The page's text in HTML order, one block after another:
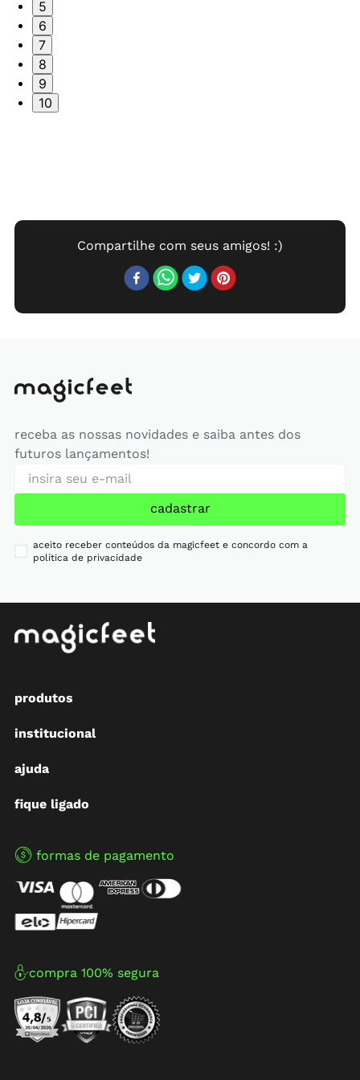
5
6
7
8
9
10
receba as nossas novidades e saiba antes dos
futuros lançamentos!
cadastrar
aceito receber conteúdos da magicfeet e concordo com a
política de privacidade
produtos
institucional
ajuda
fique ligado
formas de pagamento
compra 100% segura